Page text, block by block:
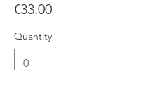
€33.00
Quantity